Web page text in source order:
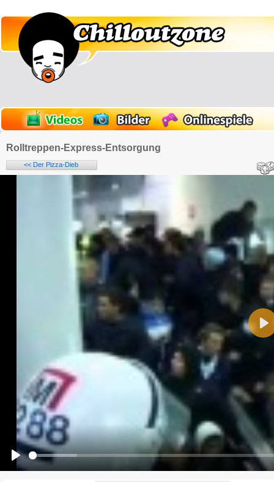
Rolltreppen-Express-Entsorgung
<< Der Pizza-Dieb
Play
Alle HTML-Tags außer <br>, <strike> und <i> werden aus Deinem Kommentar entfernt.
URLs werden automatisch umgewandelt. Bitte verwende "www." oder "http://" in URLs
Ich möchte eine E-Mail, wenn zu meinem Kommentar Antworten erscheinen.
Ich möchte eine E-Mail, wenn auf dieser Seite weitere Kommentare erscheinen.